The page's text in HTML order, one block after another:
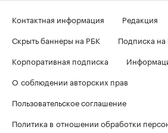
Контактная информация
Редакция
Скрыть баннеры на РБК
Подписка
Корпоративная подписка
О соблюдении авторских прав
Пользовательское соглашение
Политика в отношении обработки